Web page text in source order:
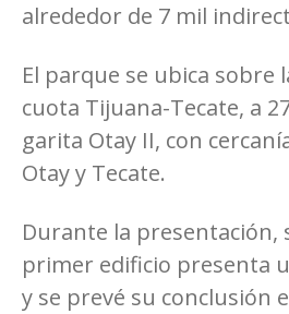
alrededor de 7 mil
El parque se ubica sobre
cuota Tijuana-Tecate, a
garita Otay II, con
Otay y Tecate.
Durante la presentación,
primer edificio presenta
y se prevé su conclusión